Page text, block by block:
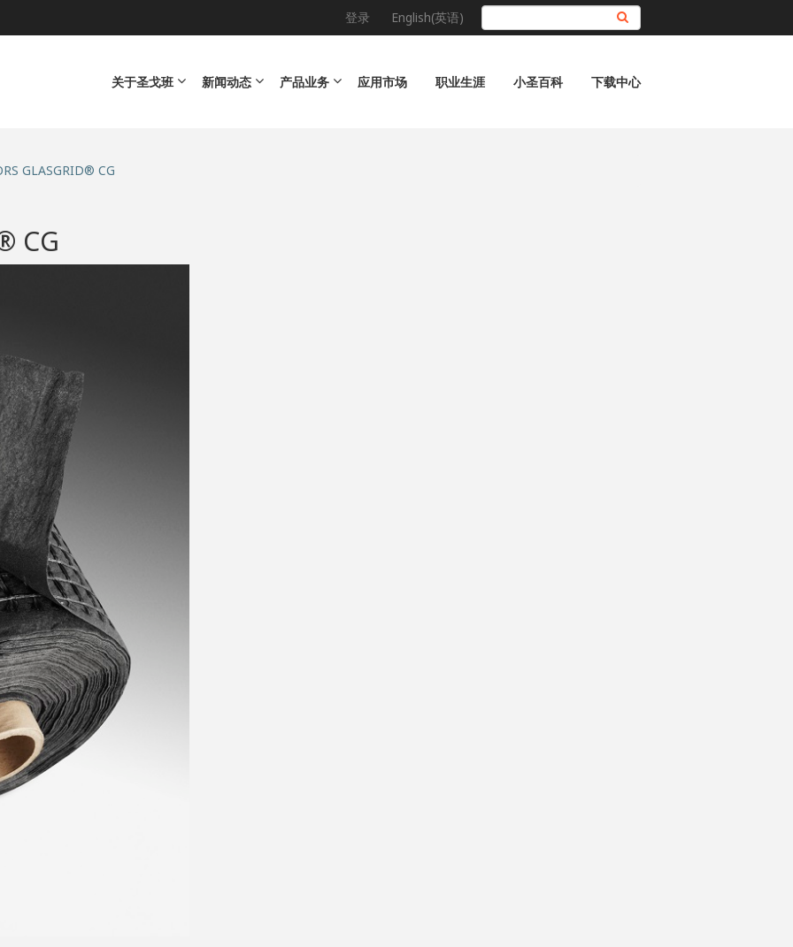
登录 English(英语)
关于圣戈班 新闻动态 产品业务 应用市场 职业生涯 小圣百科 下载中心
GLASGRID® CG
CG